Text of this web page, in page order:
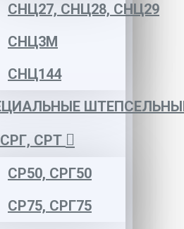
СНЦ27, СНЦ28, СНЦ29
СНЦ3М
СНЦ144
СРТ
СР50, СРГ50
СР75, СРГ75